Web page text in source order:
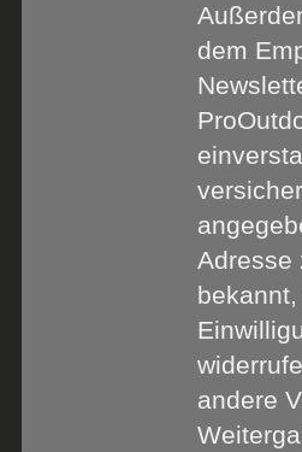
dem
versichere Inhaber
Adresse zu
andere